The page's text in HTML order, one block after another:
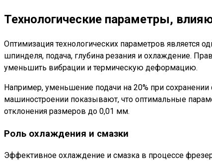
Технологические параметры,
Оптимизация технологических параметров является
шпинделя, подача, глубина резания и охлаждение.
уменьшить вибрации и термическую деформацию.
Например, уменьшение подачи на 20% при сохранении
машиностроении показывают, что оптимальные
отклонения размеров до 0,01 мм.
Роль охлаждения и смазки
Эффективное охлаждение и смазка в процессе